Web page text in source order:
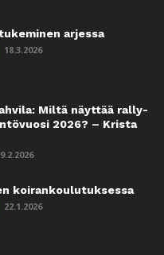
arjessa
18.3.2026
Miltä näyttää rally-
2026? – Krista
9.2.2026
koirankoulutuksessa
22.1.2026